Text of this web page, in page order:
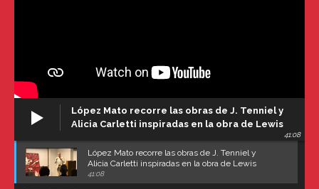
López Mato recorre las obras de J. Tenniel y
Alicia Carletti inspiradas en la obra de Lewis
41:08
López Mato recorre las obras de J. Tenniel y
Alicia Carletti inspiradas en la obra de Lewis
Carroll
41:08